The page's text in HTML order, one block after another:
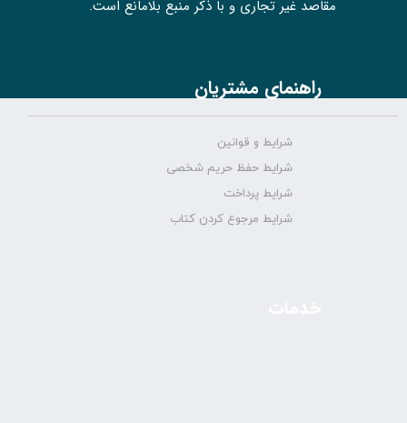
مقاصد غیر تجاری و با ذکر منبع بلامانع است.
راهنمای مشتریان
شرایط و قوانین
شرایط حفظ حریم شخصی
شرایط پرداخت
شرایط مرجوع کردن کتاب